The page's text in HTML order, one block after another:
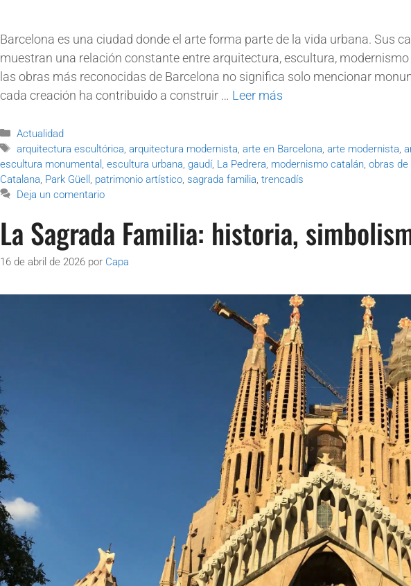
Barcelona es una ciudad donde el arte forma parte de la vida urbana. Sus
muestran una relación constante entre arquitectura, escultura,
las obras más reconocidas de Barcelona no significa solo mencionar
cada creación ha contribuido a construir … Leer más
Actualidad
arquitectura escultórica ,arquitectura modernista ,arte en Barcelona ,arte modernista ,
escultura monumental
escultura urbana gaudí, La Pedrera modernismo catalán obras de
Catalana Park Güell patrimonio artístico sagrada familia trencadís
Deja un comentario
La Sagrada Familia: historia,
16 de abril de 2026 por Capa